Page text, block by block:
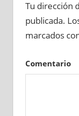
Tu dirección
publicada.
marcados
Comentario